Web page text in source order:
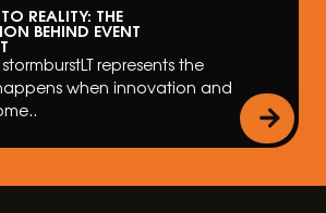
REALITY: THE
BEHIND EVENT
represents the
when innovation and